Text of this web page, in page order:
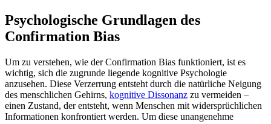
Psychologische Grundlagen des
Confirmation Bias
Um zu verstehen, wie der Confirmation Bias funktioniert, ist es
wichtig, sich die zugrunde liegende kognitive Psychologie
anzusehen. Diese Verzerrung entsteht durch die natürliche Neigung
des menschlichen Gehirns, kognitive Dissonanz zu vermeiden –
einen Zustand, der entsteht, wenn Menschen mit widersprüchlichen
Informationen konfrontiert werden. Um diese unangenehme